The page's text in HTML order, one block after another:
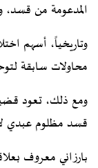
المدعومة من قسد،
وتاريخياً، أسهم
محاولات سابقة
ومع ذلك، تعود
قسد مظلوم عبدي
بارزاني معروف